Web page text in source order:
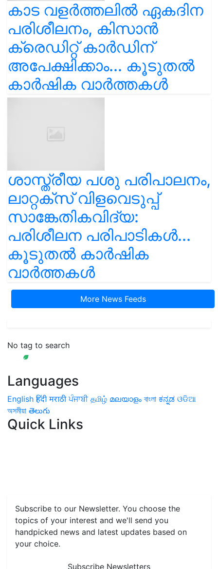
കാട വളര്‍ത്തലിൽ ഏകദിന
പരിശീലനം, കിസാൻ
ക്രെഡിറ്റ് കാർഡിന്
അപേക്ഷിക്കാം... കൂടുതൽ
കാർഷിക വാർത്തകൾ
ശാസ്ത്രീയ പശു പരിപാലനം,
ലാറ്റക്സ് വിളവെടുപ്പ്
സാങ്കേതികവിദ്യ:
പരിശീലന പരിപാടികൾ...
കൂടുതൽ കാർഷിക
വാർത്തകൾ
More News Feeds
No tag to search
Languages
English हिंदी मराठी ਪੰਜਾਬੀ தமிழ் മലയാളം বাংলা ಕನ್ನಡ ଓଡିଆ
অসমীয়া తెలుగు
Quick Links
Subscribe to our Newsletter. You choose the
topics of your interest and we'll send you
handpicked news and latest updates based on
your choice.
Subscribe Newsletters